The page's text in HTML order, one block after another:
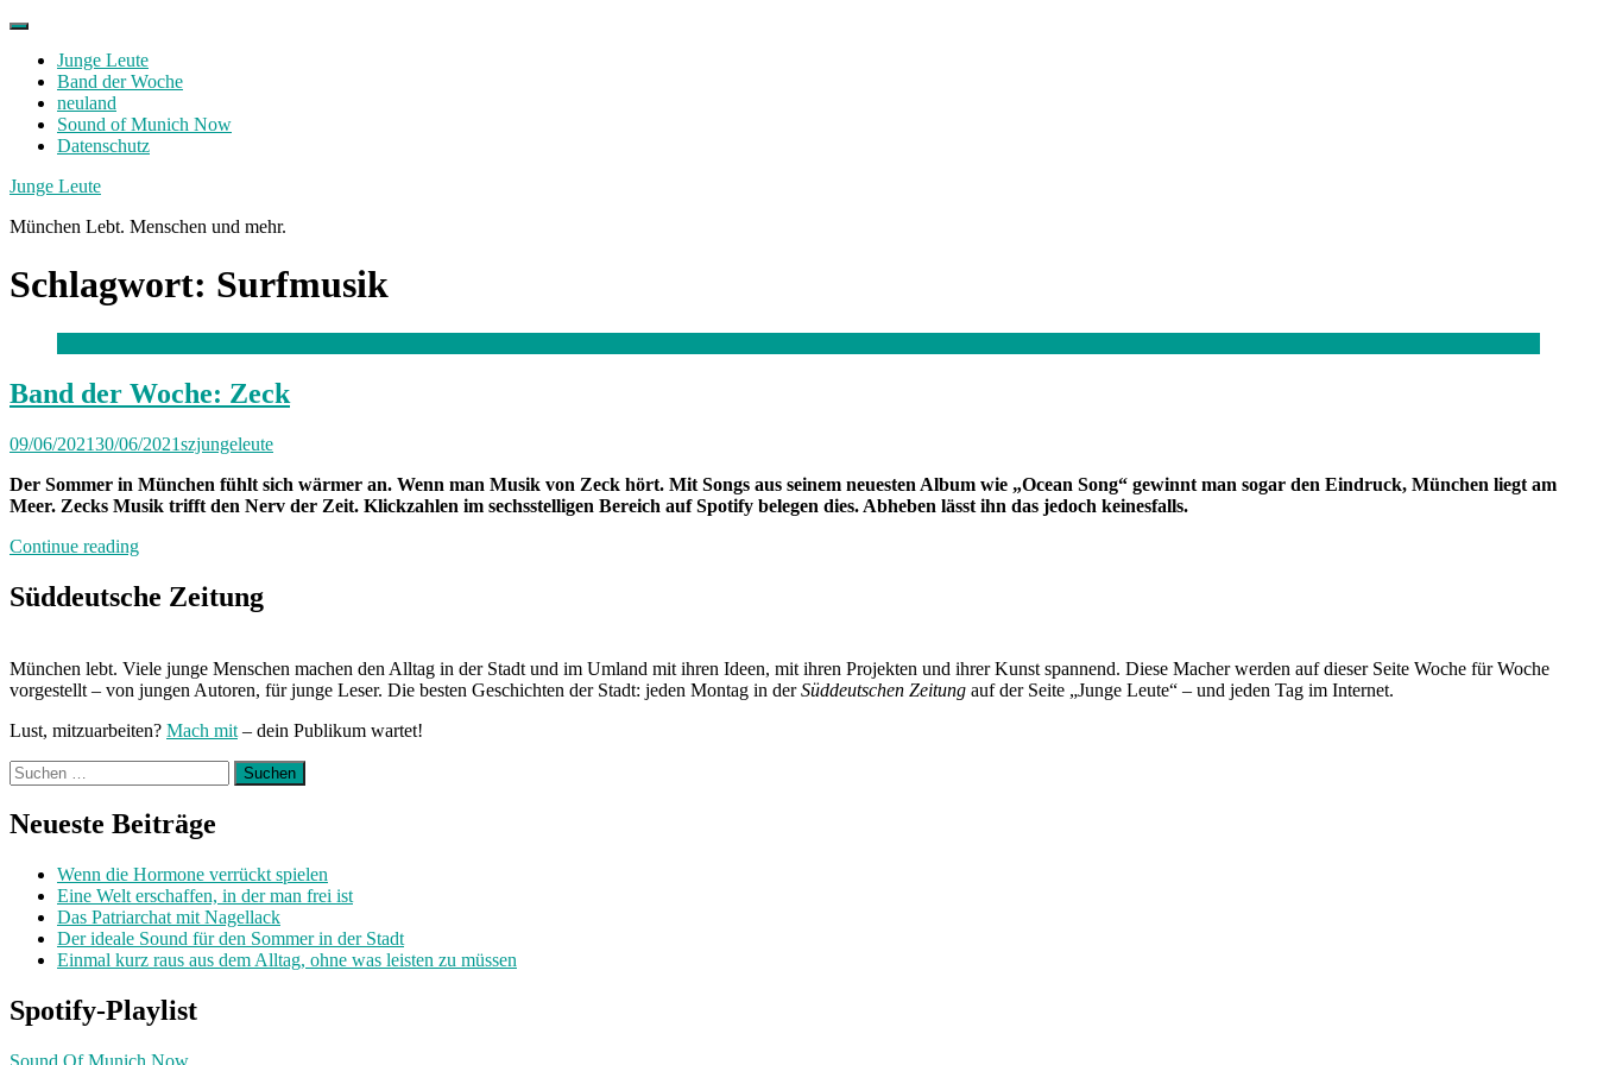
Skip
contentJunge Leute
Band der Woche
neuland
Sound of Munich Now
Datenschutz
Facebook
Twitter
Instagram
Junge Leute
München Lebt. Menschen und mehr.
Schlagwort: Surfmusik
Band der Woche: Zeck
09/06/202130/06/2021szjungeleute
Der Sommer in München fühlt sich wärmer an. Wenn man Musik von Zeck hört. Mit Songs aus seinem neuesten Album wie „Ocean Song“ gewinnt man sogar den Eindruck, München liegt am
Meer. Zecks Musik trifft den Nerv der Zeit. Klickzahlen im sechsstelligen Bereich auf Spotify belegen dies. Abheben lässt ihn das jedoch keinesfalls.
Continue reading„Band
Woche:
Zeck“
Süddeutsche Zeitung
München lebt. Viele junge Menschen machen den Alltag in der Stadt und im Umland mit ihren Ideen, mit ihren Projekten und ihrer Kunst spannend. Diese Macher werden auf dieser Seite Woche für Woche
vorgestellt – von jungen Autoren, für junge Leser. Die besten Geschichten der Stadt: jeden Montag in derSüddeutschen Zeitung auf der Seite „Junge Leute“ – und jeden Tag im Internet.
Lust, mitzuarbeiten? Mach mit – dein Publikum wartet!
Suchen
nach:
Neueste Beiträge
Wenn die Hormone verrückt spielen
Eine Welt erschaffen, in der man frei ist
Das Patriarchat mit Nagellack
Der ideale Sound für den Sommer in der Stadt
Einmal kurz raus aus dem Alltag, ohne was leisten zu müssen
Spotify-Playlist